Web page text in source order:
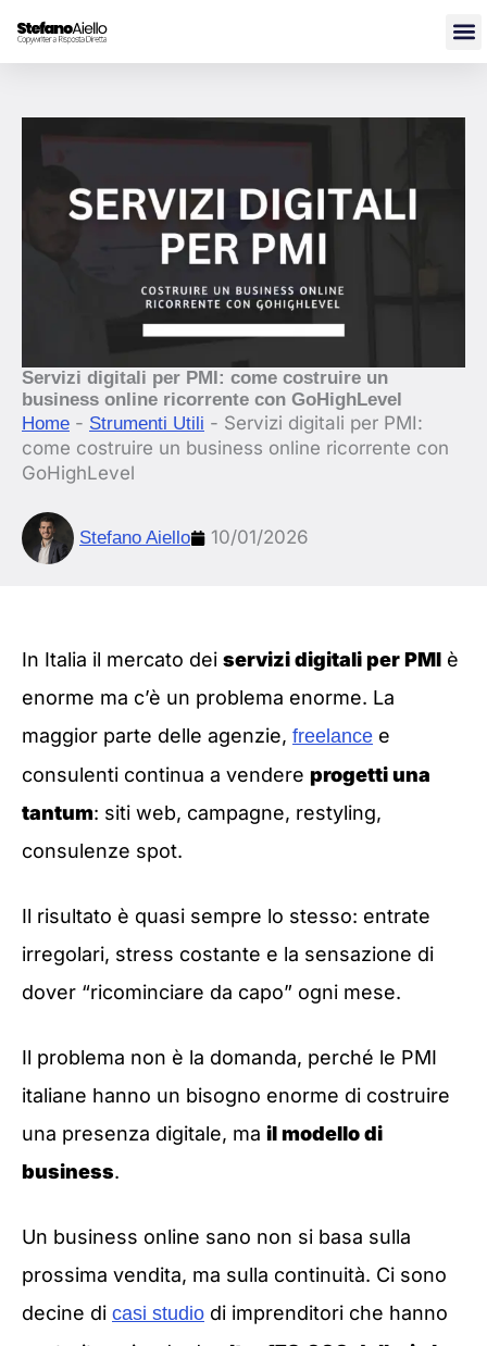
contenuto
Servizi digitali per PMI: come costruire un
business online ricorrente con GoHighLevel
Home - Strumenti Utili - Servizi digitali per PMI:
come costruire un business online ricorrente con
GoHighLevel
Stefano Aiello 10/01/2026
In Italia il mercato dei servizi digitali per PMI è
enorme ma c’è un problema enorme. La
maggior parte delle agenzie, freelance e
consulenti continua a vendere progetti una
tantum: siti web, campagne, restyling,
consulenze spot.
Il risultato è quasi sempre lo stesso: entrate
irregolari, stress costante e la sensazione di
dover “ricominciare da capo” ogni mese.
Il problema non è la domanda, perché le PMI
italiane hanno un bisogno enorme di costruire
una presenza digitale, ma il modello di
business.
Un business online sano non si basa sulla
prossima vendita, ma sulla continuità. Ci sono
decine di casi studio di imprenditori che hanno